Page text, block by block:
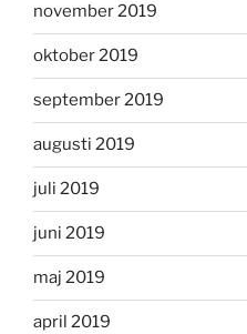
november 2019
oktober 2019
september 2019
augusti 2019
juli 2019
juni 2019
maj 2019
april 2019